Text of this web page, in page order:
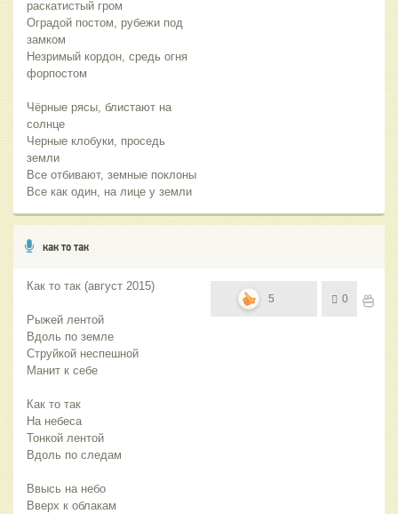
раскатистый гром
Оградой постом, рубежи под
замком
Незримый кордон, средь огня
форпостом
Чёрные рясы, блистают на
солнце
Черные клобуки, проседь
земли
Все отбивают, земные поклоны
Все как один, на лице у земли
как то так
Как то так (август 2015)
Рыжей лентой
Вдоль по земле
Струйкой неспешной
Манит к себе
Как то так
На небеса
Тонкой лентой
Вдоль по следам
Ввысь на небо
Вверх к облакам
5 0